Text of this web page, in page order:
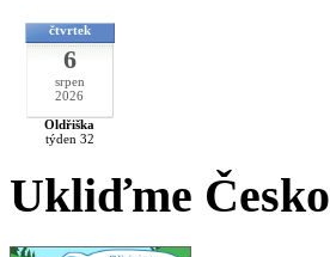
čtvrtek
6
srpen
2026
Oldřiška
týden 32
Ukliďme Česko